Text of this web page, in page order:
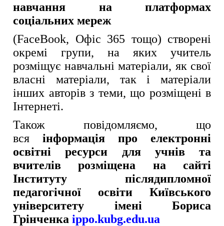
навчання на платформах
соціальних мереж
(FaceBook, Офіс 365 тощо) створені
окремі групи, на яких учитель
розміщує навчальні матеріали, як свої
власні матеріали, так і матеріали
інших авторів з теми, що розміщені в
Інтернеті.
Також повідомляємо, що
вся інформація про електронні
освітні ресурси для учнів та
вчителів розміщена на сайті
Інституту післядипломної
педагогічної освіти Київського
університету імені Бориса
Грінченка ippo.kubg.edu.ua